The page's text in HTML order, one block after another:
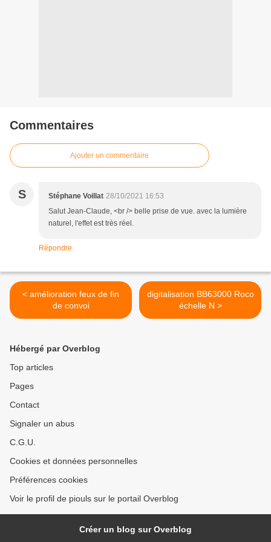
Commentaires
Ajouter un commentaire
S Stéphane Voillat 28/10/2021 16:53
Salut Jean-Claude, <br /> belle prise de vue. avec la lumière
naturel, l'effet est très réel.
Répondre
< amélioration feux de fin
de convoi
digitalisation BB63000 Roco
échelle N >
Hébergé par Overblog
Top articles
Pages
Contact
Signaler un abus
C.G.U.
Cookies et données personnelles
Préférences cookies
Voir le profil de piouls sur le portail Overblog
Créer un blog sur Overblog